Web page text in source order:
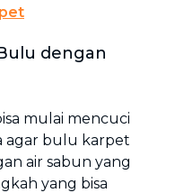
dengan
mulai mencuci
agar bulu karpet
air sabun yang
yang bisa